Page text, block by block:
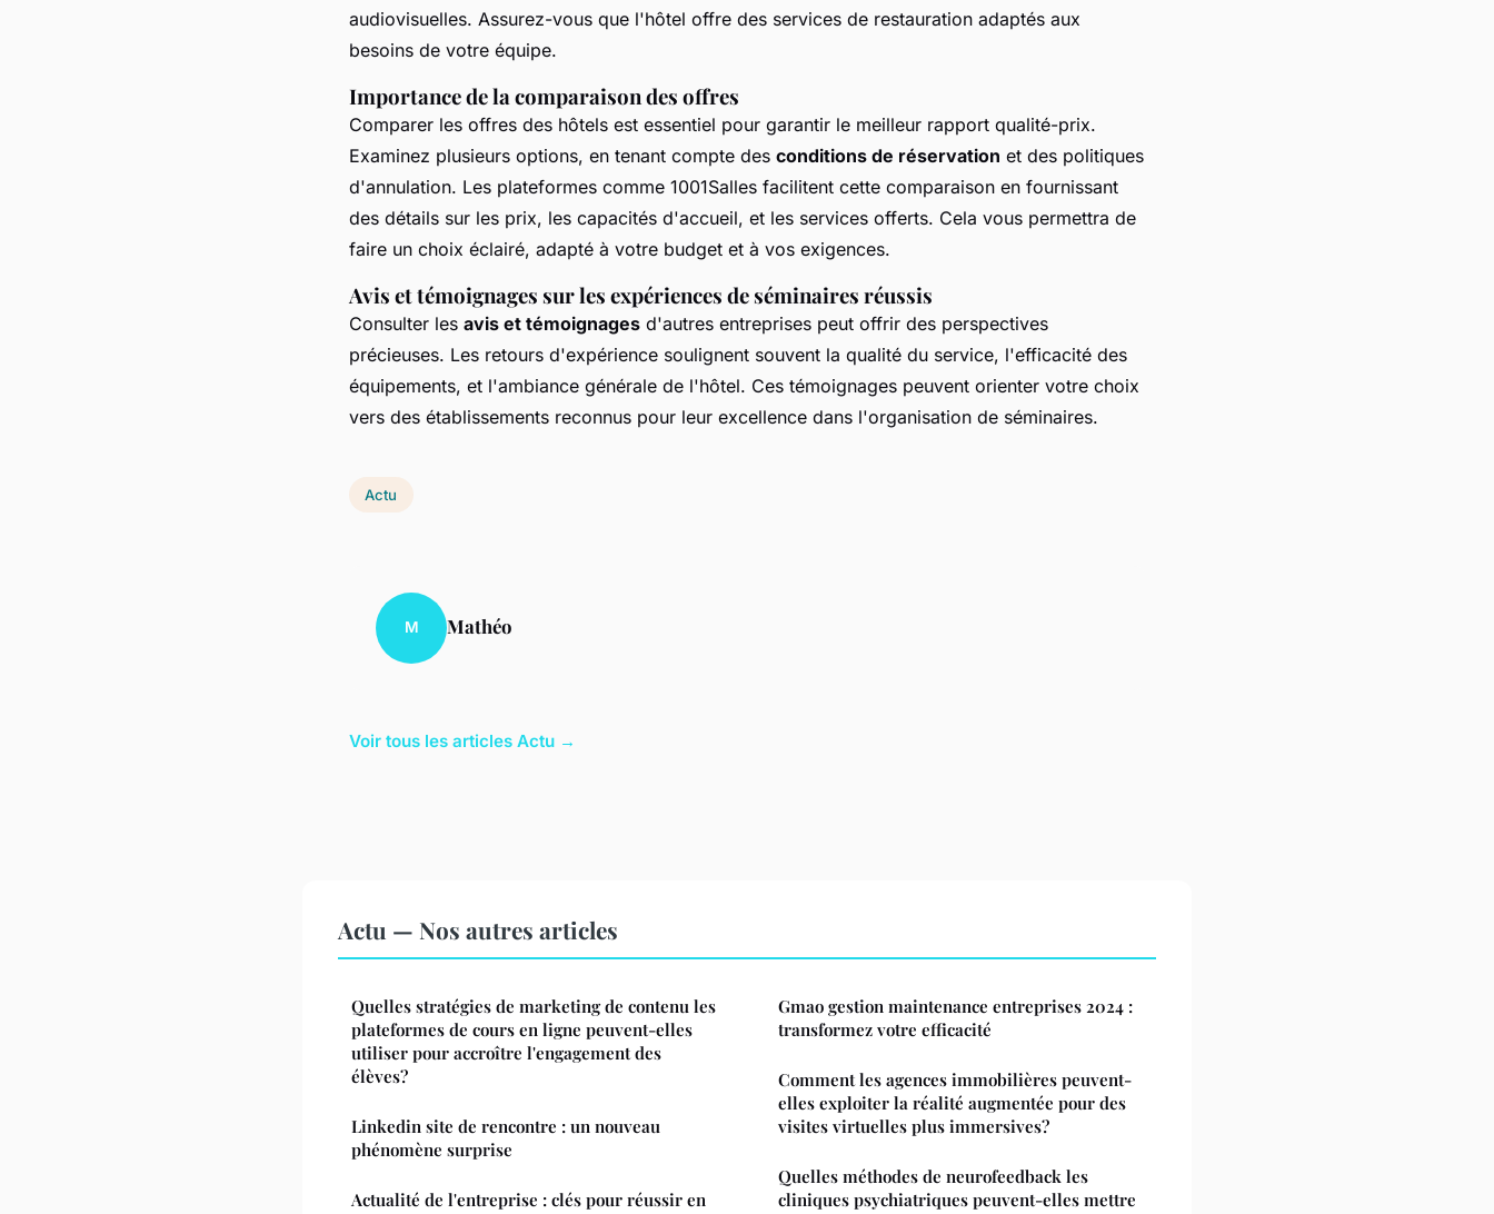
audiovisuelles. Assurez-vous que l'hôtel offre des services de restauration adaptés aux
besoins de votre équipe.
Importance de la comparaison des offres
Comparer les offres des hôtels est essentiel pour garantir le meilleur rapport qualité-prix.
Examinez plusieurs options, en tenant compte des conditions de réservation et des politiques
d'annulation. Les plateformes comme 1001Salles facilitent cette comparaison en fournissant
des détails sur les prix, les capacités d'accueil, et les services offerts. Cela vous permettra de
faire un choix éclairé, adapté à votre budget et à vos exigences.
Avis et témoignages sur les expériences de séminaires réussis
Consulter les avis et témoignages d'autres entreprises peut offrir des perspectives
précieuses. Les retours d'expérience soulignent souvent la qualité du service, l'efficacité des
équipements, et l'ambiance générale de l'hôtel. Ces témoignages peuvent orienter votre choix
vers des établissements reconnus pour leur excellence dans l'organisation de séminaires.
Actu
M Mathéo
Voir tous les articles Actu →
Actu — Nos autres articles
Quelles stratégies de marketing de contenu les
plateformes de cours en ligne peuvent-elles
utiliser pour accroître l'engagement des
élèves?
Linkedin site de rencontre : un nouveau
phénomène surprise
Actualité de l'entreprise : clés pour réussir en
Gmao gestion maintenance entreprises 2024 :
transformez votre efficacité
Comment les agences immobilières peuvent-
elles exploiter la réalité augmentée pour des
visites virtuelles plus immersives?
Quelles méthodes de neurofeedback les
cliniques psychiatriques peuvent-elles mettre